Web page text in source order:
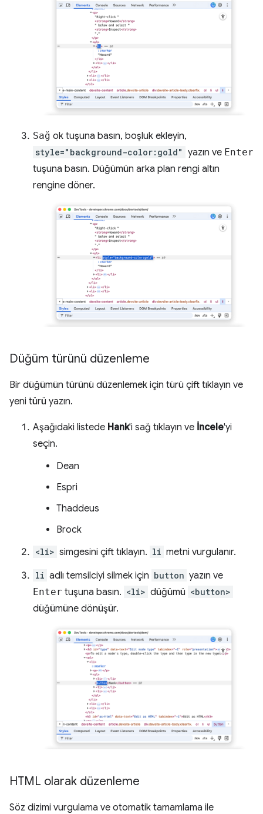
Sağ ok tuşuna basın, boşluk ekleyin,
style="background-color:gold" yazın ve Enter
tuşuna basın. Düğümün arka plan rengi altın
rengine döner.
Düğüm türünü düzenleme
Bir düğümün türünü düzenlemek için türü çift tıklayın ve
yeni türü yazın.
Aşağıdaki listede Hank'i sağ tıklayın ve İncele'yi
seçin.
Dean
Espri
Thaddeus
Brock
<li> simgesini çift tıklayın. li metni vurgulanır.
li adlı temsilciyi silmek için button yazın ve
Enter tuşuna basın. <li> düğümü <button>
düğümüne dönüşür.
HTML olarak düzenleme
Söz dizimi vurgulama ve otomatik tamamlama ile